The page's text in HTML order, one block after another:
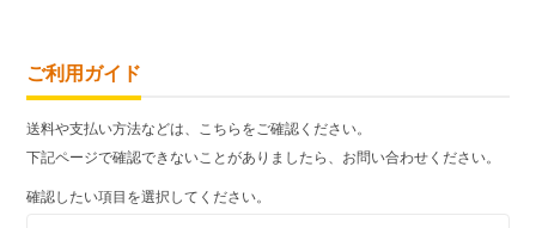
ご利用ガイド
送料や支払い方法などは、こちらをご確認ください。
下記ページで確認できないことがありましたら、お問い合わせください。
確認したい項目を選択してください。